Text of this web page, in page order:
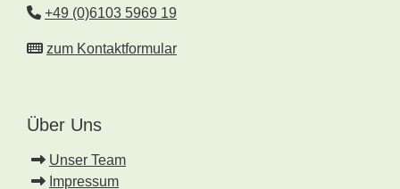
+49 (0)6103 5969 19
zum Kontaktformular
Über Uns
Unser Team
Impressum